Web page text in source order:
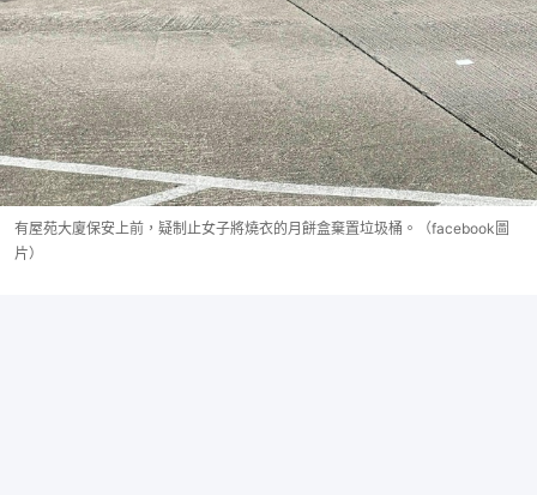
有屋苑大廈保安上前，疑制止女子將燒衣的月餅盒棄置垃圾桶。（facebook圖
片）